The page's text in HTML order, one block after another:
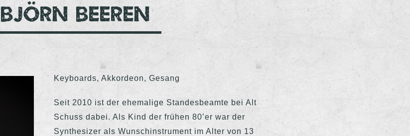
Björn Beeren
Keyboards, Akkordeon, Gesang
Seit 2010 ist der ehemalige Standesbeamte bei Alt
Schuss dabei. Als Kind der frühen 80’er war der
Synthesizer als Wunschinstrument im Alter von 13